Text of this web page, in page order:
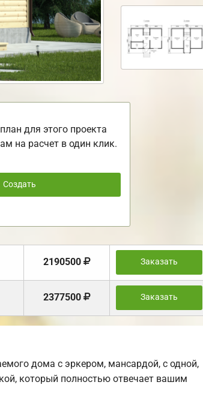
для этого проекта
на расчет в один клик.
Создать
2190500 Заказать
2377500 Заказать
дома с эркером, мансардой, с одной,
который полностью отвечает вашим